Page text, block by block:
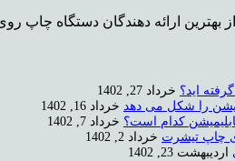
اید؟ خرداد 27, 1402
خرداد 16, 1402
کدام است؟ خرداد 7, 1402
چاپ تیشرت خرداد 2, 1402
اردیبهشت 23, 1402